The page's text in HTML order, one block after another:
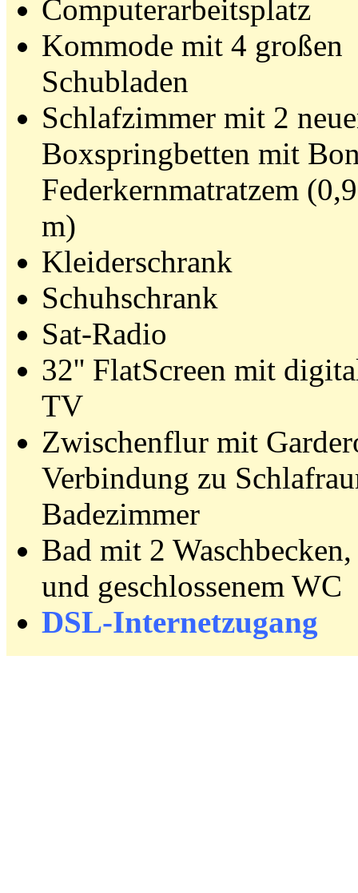
Computerarbeitsplatz
Kommode mit 4 großen
Schubladen
Schlafzimmer mit 2
Boxspringbetten mit
Federkernmatratzem
m)
Kleiderschrank
Schuhschrank
Sat-Radio
32'' FlatScreen mit
TV
Zwischenflur mit
Verbindung zu
Badezimmer
Bad mit 2
und geschlossenem WC
DSL-Internetzugang